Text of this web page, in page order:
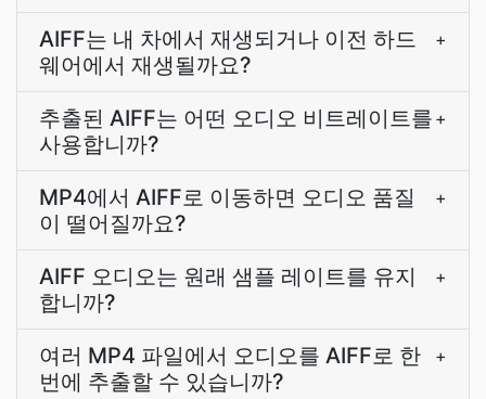
AIFF는 내 차에서 재생되거나 이전 하드
웨어에서 재생될까요?
+
추출된 AIFF는 어떤 오디오 비트레이트를
사용합니까?
+
MP4에서 AIFF로 이동하면 오디오 품질
이 떨어질까요?
+
AIFF 오디오는 원래 샘플 레이트를 유지
합니까?
+
여러 MP4 파일에서 오디오를 AIFF로 한
번에 추출할 수 있습니까?
+